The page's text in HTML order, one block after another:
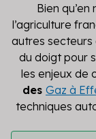
Secteur
Tertiaire
Transport
Bien
l’agriculture
autres secteurs
du doigt pour
les enjeux de
des Gaz à
techniques